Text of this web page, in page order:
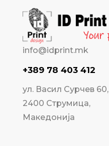
info@idprint.mk
+389 78 403 412
ул. Васил Сурчев 60,
2400 Струмица,
Македонија